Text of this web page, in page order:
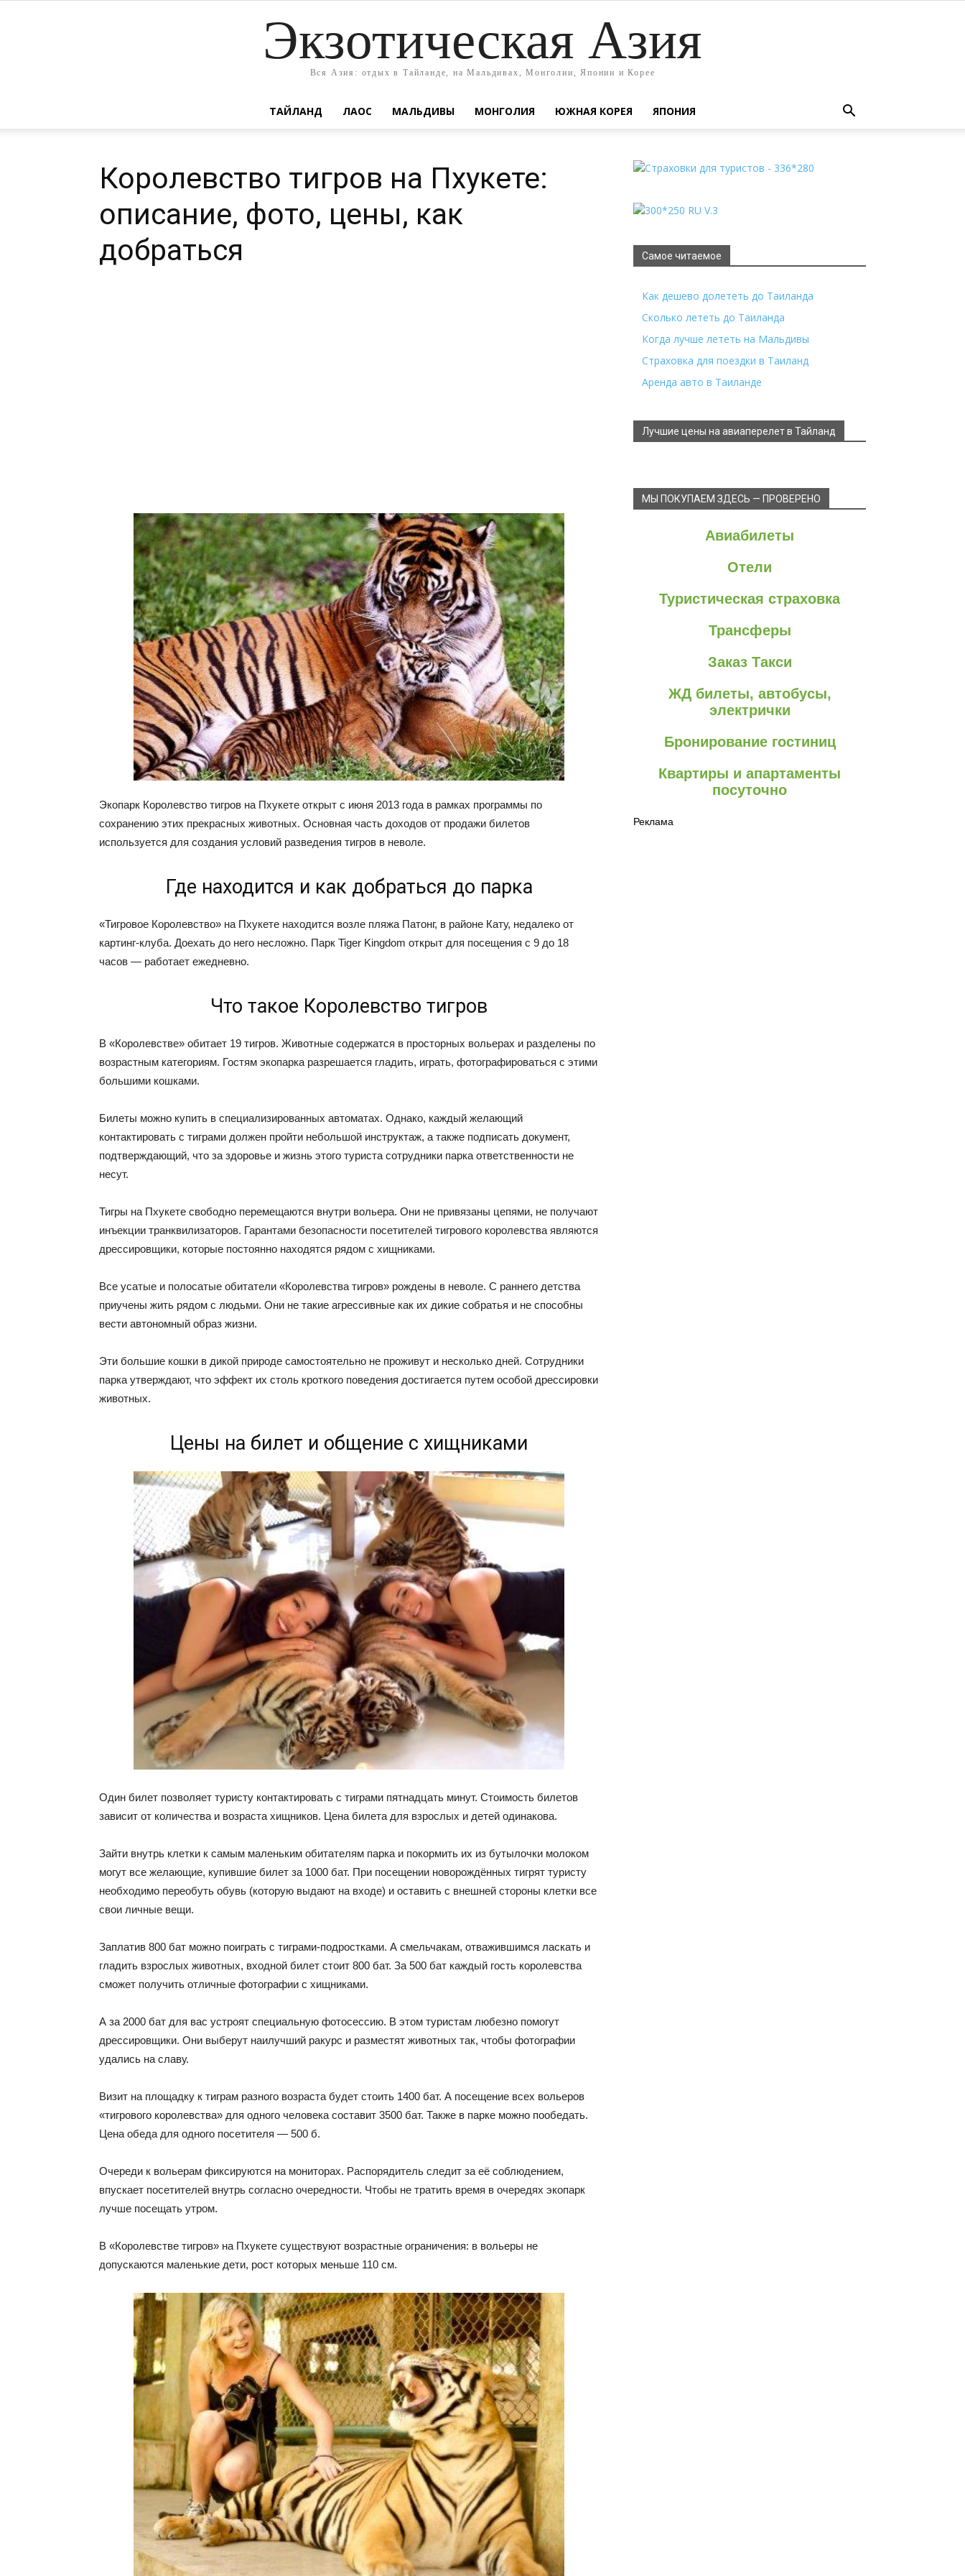
Экзотическая Азия
Вся Азия: отдых в Тайланде, на Мальдивах, Монголии, Японии и Корее
ТАЙЛАНД ЛАОС МАЛЬДИВЫ МОНГОЛИЯ ЮЖНАЯ КОРЕЯ ЯПОНИЯ
Королевство тигров на Пхукете:
описание, фото, цены, как
добраться
Экопарк Королевство тигров на Пхукете открыт с июня 2013 года в рамках программы по
сохранению этих прекрасных животных. Основная часть доходов от продажи билетов
используется для создания условий разведения тигров в неволе.
Где находится и как добраться до парка
«Тигровое Королевство» на Пхукете находится возле пляжа Патонг, в районе Кату, недалеко от
картинг-клуба. Доехать до него несложно. Парк Tiger Kingdom открыт для посещения с 9 до 18
часов — работает ежедневно.
Что такое Королевство тигров
В «Королевстве» обитает 19 тигров. Животные содержатся в просторных вольерах и разделены по
возрастным категориям. Гостям экопарка разрешается гладить, играть, фотографироваться с этими
большими кошками.
Билеты можно купить в специализированных автоматах. Однако, каждый желающий
контактировать с тиграми должен пройти небольшой инструктаж, а также подписать документ,
подтверждающий, что за здоровье и жизнь этого туриста сотрудники парка ответственности не
несут.
Тигры на Пхукете свободно перемещаются внутри вольера. Они не привязаны цепями, не получают
инъекции транквилизаторов. Гарантами безопасности посетителей тигрового королевства являются
дрессировщики, которые постоянно находятся рядом с хищниками.
Все усатые и полосатые обитатели «Королевства тигров» рождены в неволе. С раннего детства
приучены жить рядом с людьми. Они не такие агрессивные как их дикие собратья и не способны
вести автономный образ жизни.
Эти большие кошки в дикой природе самостоятельно не проживут и несколько дней. Сотрудники
парка утверждают, что эффект их столь кроткого поведения достигается путем особой дрессировки
животных.
Цены на билет и общение с хищниками
Один билет позволяет туристу контактировать с тиграми пятнадцать минут. Стоимость билетов
зависит от количества и возраста хищников. Цена билета для взрослых и детей одинакова.
Зайти внутрь клетки к самым маленьким обитателям парка и покормить их из бутылочки молоком
могут все желающие, купившие билет за 1000 бат. При посещении новорождённых тигрят туристу
необходимо переобуть обувь (которую выдают на входе) и оставить с внешней стороны клетки все
свои личные вещи.
Заплатив 800 бат можно поиграть с тиграми-подростками. А смельчакам, отважившимся ласкать и
гладить взрослых животных, входной билет стоит 800 бат. За 500 бат каждый гость королевства
сможет получить отличные фотографии с хищниками.
А за 2000 бат для вас устроят специальную фотосессию. В этом туристам любезно помогут
дрессировщики. Они выберут наилучший ракурс и разместят животных так, чтобы фотографии
удались на славу.
Визит на площадку к тиграм разного возраста будет стоить 1400 бат. А посещение всех вольеров
«тигрового королевства» для одного человека составит 3500 бат. Также в парке можно пообедать.
Цена обеда для одного посетителя — 500 б.
Очереди к вольерам фиксируются на мониторах. Распорядитель следит за её соблюдением,
впускает посетителей внутрь согласно очередности. Чтобы не тратить время в очередях экопарк
лучше посещать утром.
В «Королевстве тигров» на Пхукете существуют возрастные ограничения: в вольеры не
допускаются маленькие дети, рост которых меньше 110 см.
Самое читаемое
Как дешево долететь до Таиланда
Сколько лететь до Таиланда
Когда лучше лететь на Мальдивы
Страховка для поездки в Таиланд
Аренда авто в Таиланде
Лучшие цены на авиаперелет в Тайланд
МЫ ПОКУПАЕМ ЗДЕСЬ — ПРОВЕРЕНО
Авиабилеты
Отели
Туристическая страховка
Трансферы
Заказ Такси
ЖД билеты, автобусы,
электрички
Бронирование гостиниц
Квартиры и апартаменты
посуточно
Реклама